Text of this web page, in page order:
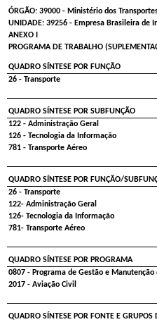
ÓRGÃO: 39000 - Ministério dos
UNIDADE: 39256 - Empresa Brasileira de
ANEXO I
PROGRAMA DE TRABALHO
QUADRO SÍNTESE POR FUNÇÃO
26 - Transporte
QUADRO SÍNTESE POR SUBFUNÇÃO
122 - Administração Geral
126 - Tecnologia da Informação
781 - Transporte Aéreo
QUADRO SÍNTESE POR FUNÇÃO/
26 - Transporte
122- Administração Geral
126- Tecnologia da Informação
781- Transporte Aéreo
QUADRO SÍNTESE POR PROGRAMA
0807 - Programa de Gestão e
2017 - Aviação Civil
QUADRO SÍNTESE POR FONTE E GRUPOS